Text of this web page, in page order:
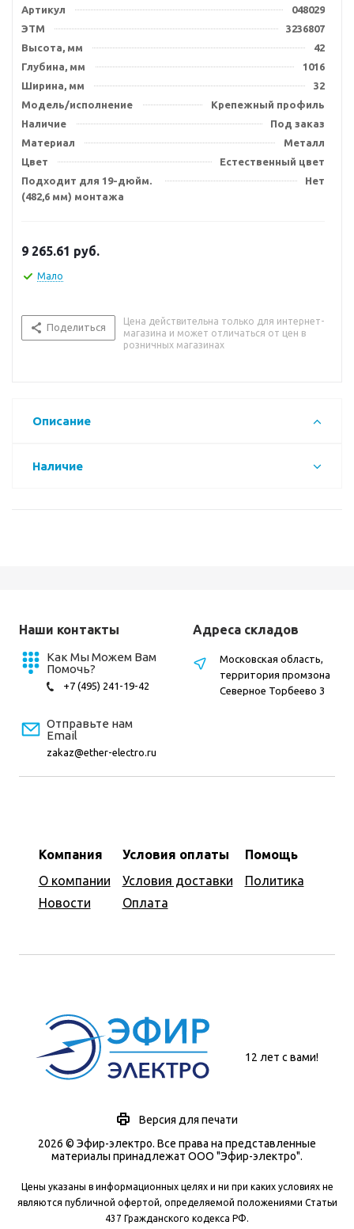
Артикул
048029
ЭТМ
3236807
Высота, мм
42
Глубина, мм
1016
Ширина, мм
32
Модель/исполнение
Крепежный профиль
Наличие
Под заказ
Материал
Металл
Цвет
Естественный цвет
Подходит для 19-дюйм.
(482,6 мм) монтажа
Нет
9 265.61 руб.
Мало
Поделиться
Цена действительна только для интернет-
магазина и может отличаться от цен в
розничных магазинах
Описание
Наличие
Наши контакты
Как Мы Можем Вам
Помочь?
+7 (495) 241-19-42
Отправьте нам
Email
zakaz@ether-electro.ru
Компания
О компании
Новости
Условия оплаты
Условия доставки
Оплата
Помощь
Политика
Адреса складов
Московская область,
территория промзона
Северное Торбеево 3
12 лет с вами!
Версия для печати
2026 © Эфир-электро. Все права на представленные
материалы принадлежат ООО "Эфир-электро".
Цены указаны в информационных целях и ни при каких условиях не
являются публичной офертой, определяемой положениями Статьи
437 Гражданского кодекса РФ.